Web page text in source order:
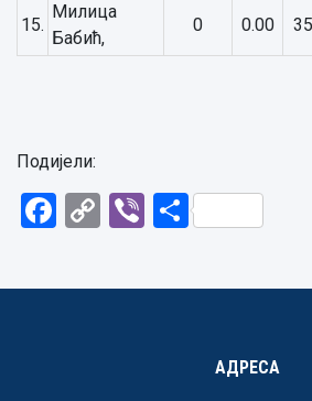
15.
Милица
Бабић,
0 0.00
Подијели:
Facebook
CopyViberShare
АДРЕСА